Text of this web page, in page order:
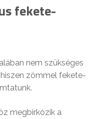
fekete-
nem szükséges
zömmel fekete-
megbirkózik a